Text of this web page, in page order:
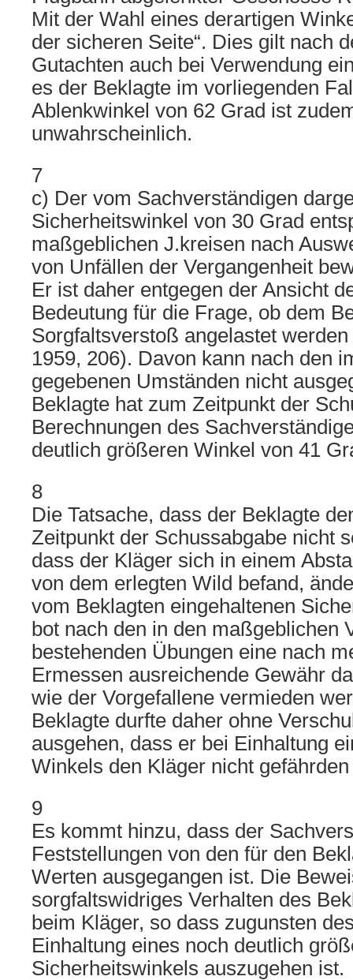
Mit der Wahl eines derartigen
der sicheren Seite“. Dies gilt nach
Gutachten auch bei Verwendung
es der Beklagte im vorliegenden
Ablenkwinkel von 62 Grad ist
unwahrscheinlich.
7
c) Der vom Sachverständigen
Sicherheitswinkel von 30 Grad
maßgeblichen J.kreisen nach
von Unfällen der Vergangenheit
Er ist daher entgegen der Ansicht
Bedeutung für die Frage, ob dem
Sorgfaltsverstoß angelastet
1959, 206). Davon kann nach den
gegebenen Umständen nicht
Beklagte hat zum Zeitpunkt der
Berechnungen des
deutlich größeren Winkel von 41
8
Die Tatsache, dass der Beklagte
Zeitpunkt der Schussabgabe nicht
dass der Kläger sich in einem
von dem erlegten Wild befand,
vom Beklagten eingehaltenen
bot nach den in den maßgeblichen
bestehenden Übungen eine nach
Ermessen ausreichende Gewähr
wie der Vorgefallene vermieden
Beklagte durfte daher ohne
ausgehen, dass er bei Einhaltung
Winkels den Kläger nicht
9
Es kommt hinzu, dass der
Feststellungen von den für den
Werten ausgegangen ist. Die
sorgfaltswidriges Verhalten des
beim Kläger, so dass zugunsten
Einhaltung eines noch deutlich
Sicherheitswinkels auszugehen ist.